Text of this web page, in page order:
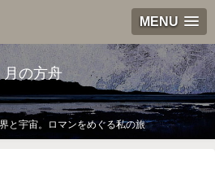
MENU
月の方舟
と宇宙。ロマンをめぐる私の旅